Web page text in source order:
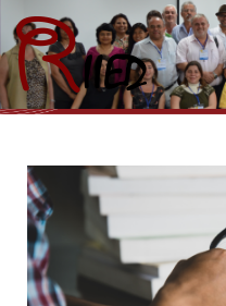
Riied